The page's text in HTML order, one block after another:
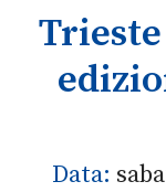
Data: